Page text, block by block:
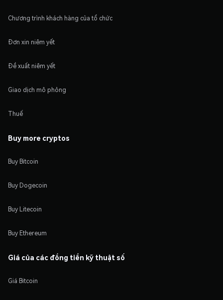
Chương trình khách hàng của tổ chức
Đơn xin niêm yết
Đề xuất niêm yết
Giao dịch mô phỏng
Thuế
Buy more cryptos
Buy Bitcoin
Buy Dogecoin
Buy Litecoin
Buy Ethereum
Giá của các đồng tiền kỹ thuật số
Giá Bitcoin